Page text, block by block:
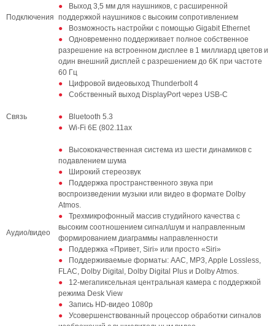
Подключения
Выход 3,5 мм для наушников, с расширенной
поддержкой наушников с высоким сопротивлением
Возможность настройки с помощью Gigabit Ethernet
Одновременно поддерживает полное собственное
разрешение на встроенном дисплее в 1 миллиард цветов и
один внешний дисплей с разрешением до 6K при частоте
60 Гц
Цифровой видеовыход Thunderbolt 4
Собственный выход DisplayPort через USB‑C
Связь
Bluetooth 5.3
Wi-Fi 6E (802.11ax
Аудио/видео
Высококачественная система из шести динамиков с
подавлением шума
Широкий стереозвук
Поддержка пространственного звука при
воспроизведении музыки или видео в формате Dolby
Atmos.
Трехмикрофонный массив студийного качества с
высоким соотношением сигнал/шум и направленным
формированием диаграммы направленности
Поддержка «Привет, Siri» или просто «Siri»
Поддерживаемые форматы: AAC, MP3, Apple Lossless,
FLAC, Dolby Digital, Dolby Digital Plus и Dolby Atmos.
12-мегапиксельная центральная камера с поддержкой
режима Desk View
Запись HD-видео 1080p
Усовершенствованный процессор обработки сигналов